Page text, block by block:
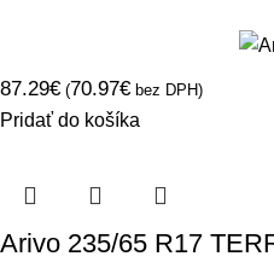
87.29€ (70.97€ bez DPH)
Pridať do košíka
Arivo 235/65 R17